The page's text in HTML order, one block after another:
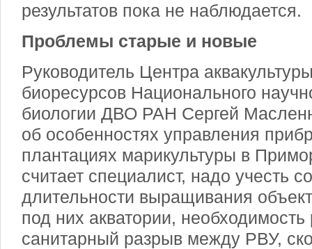
результатов пока не наблюдается.
Проблемы старые и новые
Руководитель Центра
биоресурсов Национального
биологии ДВО РАН Сергей
об особенностях управления
плантациях марикультуры в
считает специалист, надо учесть
длительности выращивания
под них акватории, необходимость
санитарный разрыв между РВУ,